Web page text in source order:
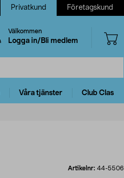
Privatkund Företagskund
Välkommen
Logga in/Bli medlem
Våra tjänster Club Clas
Artikelnr: 44-5506